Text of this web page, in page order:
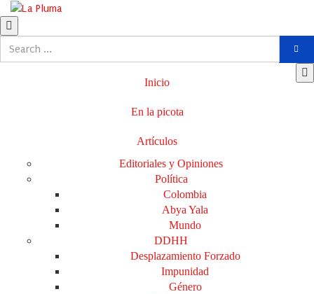
Inicio
En la picota
Artículos
Editoriales y Opiniones
Política
Colombia
Abya Yala
Mundo
DDHH
Desplazamiento Forzado
Impunidad
Género